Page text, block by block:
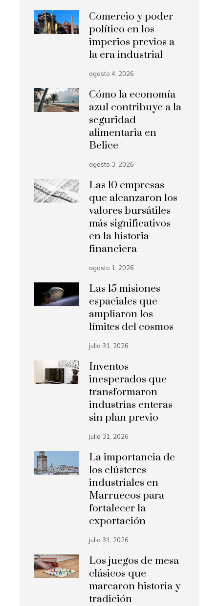
Comercio y poder
político en los
imperios previos a
la era industrial
agosto 4, 2026
Cómo la economía
azul contribuye a la
seguridad
alimentaria en
Belice
agosto 3, 2026
Las 10 empresas
que alcanzaron los
valores bursátiles
más significativos
en la historia
financiera
agosto 1, 2026
Las 15 misiones
espaciales que
ampliaron los
límites del cosmos
julio 31, 2026
Inventos
inesperados que
transformaron
industrias enteras
sin plan previo
julio 31, 2026
La importancia de
los clústeres
industriales en
Marruecos para
fortalecer la
exportación
julio 31, 2026
Los juegos de mesa
clásicos que
marcaron historia y
tradición